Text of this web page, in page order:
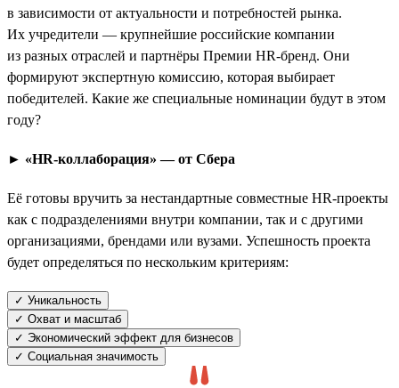
в зависимости от актуальности и потребностей рынка.
Их учредители — крупнейшие российские компании
из разных отраслей и партнёры Премии HR-бренд. Они
формируют экспертную комиссию, которая выбирает
победителей. Какие же специальные номинации будут в этом
году?
► «HR-коллаборация» — от Сбера
Её готовы вручить за нестандартные совместные HR-проекты
как с подразделениями внутри компании, так и с другими
организациями, брендами или вузами. Успешность проекта
будет определяться по нескольким критериям:
✓ Уникальность
✓ Охват и масштаб
✓ Экономический эффект для бизнесов
✓ Социальная значимость